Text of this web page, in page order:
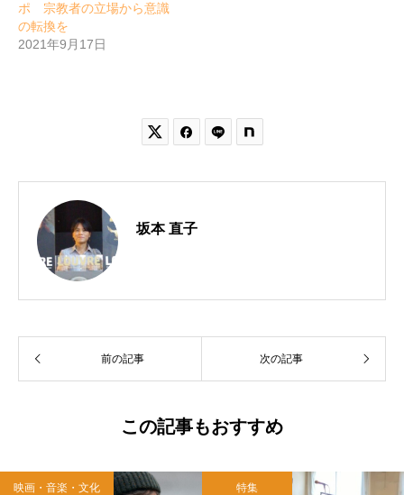
ポ 宗教者の立場から意識
の転換を
2021年9月17日
 
坂本 直子
前の記事 次の記事
この記事もおすすめ
映画・音楽・文化 特集